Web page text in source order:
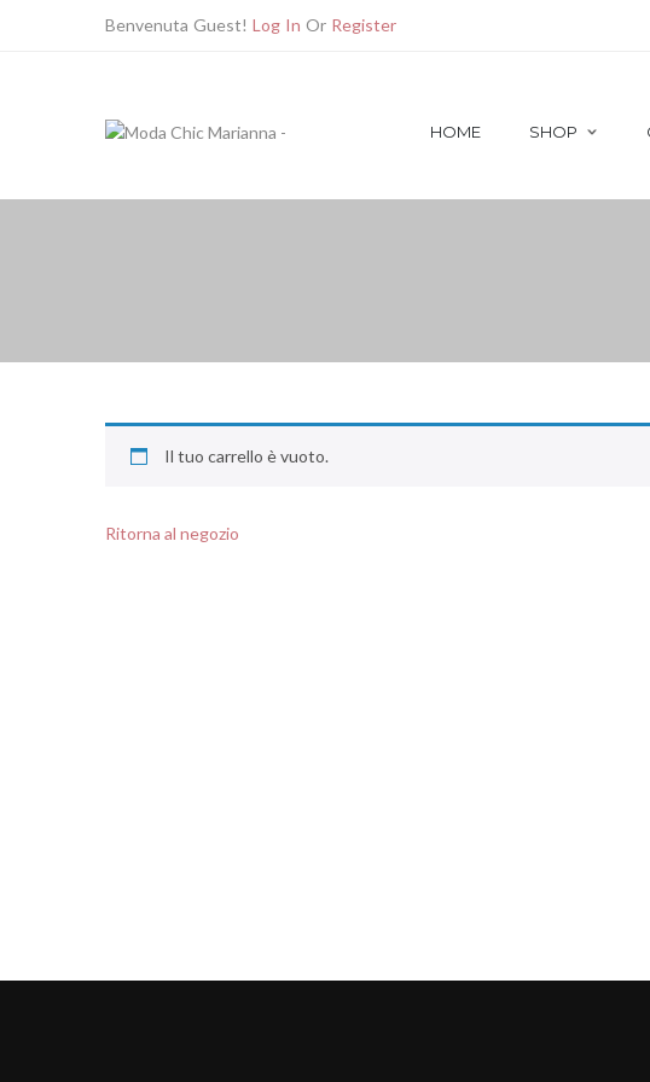
Benvenuta Guest! Log In Or Register
HOME SHOP
Il tuo carrello è vuoto.
Ritorna al negozio